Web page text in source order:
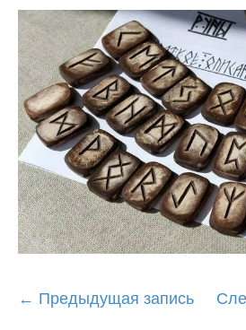
Post
← Предыдущая запись